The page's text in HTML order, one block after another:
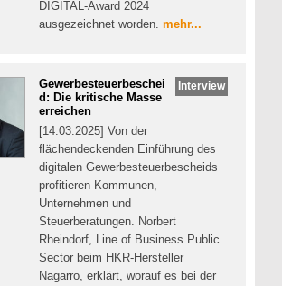
DIGITAL-Award 2024
ausgezeichnet worden. mehr...
Interview
Gewerbesteuerbeschei
d: Die kritische Masse
erreichen
[14.03.2025] Von der
flächendeckenden Einführung des
digitalen Gewerbesteuerbescheids
profitieren Kommunen,
Unternehmen und
Steuerberatungen. Norbert
Rheindorf, Line of Business Public
Sector beim HKR-Hersteller
Nagarro, erklärt, worauf es bei der